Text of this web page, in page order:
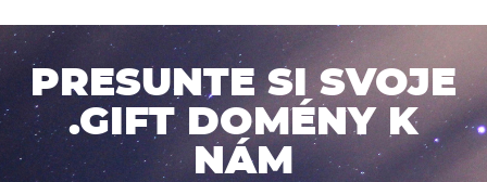
PRESUNTE SI SVOJE
.GIFT DOMÉNY K
NÁM